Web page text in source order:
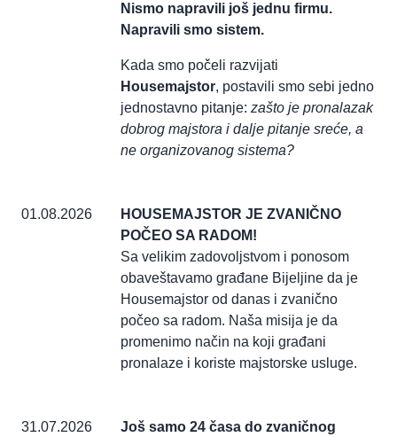
Nismo napravili još jednu firmu.
Napravili smo sistem.
Kada smo počeli razvijati
Housemajstor, postavili smo sebi jedno
jednostavno pitanje: zašto je pronalazak
dobrog majstora i dalje pitanje sreće, a
ne organizovanog sistema?
01.08.2026
HOUSEMAJSTOR JE ZVANIČNO
POČEO SA RADOM!
Sa velikim zadovoljstvom i ponosom
obaveštavamo građane Bijeljine da je
Housemajstor od danas i zvanično
počeo sa radom. Naša misija je da
promenimo način na koji građani
pronalaze i koriste majstorske usluge.
31.07.2026
Još samo 24 časa do zvaničnog